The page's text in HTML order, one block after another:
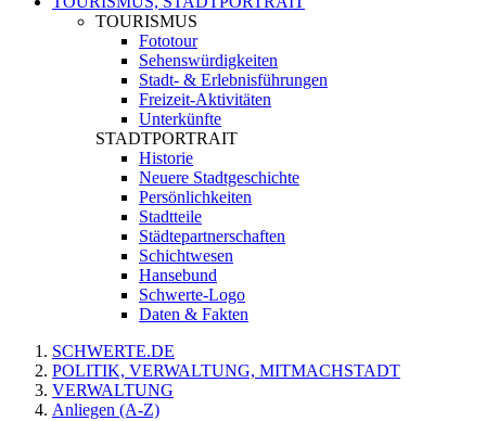
TOURISMUS
Fototour
Sehenswürdigkeiten
Stadt- & Erlebnisführungen
Freizeit-Aktivitäten
Unterkünfte
STADTPORTRAIT
Historie
Neuere Stadtgeschichte
Persönlichkeiten
Stadtteile
Städtepartnerschaften
Schichtwesen
Hansebund
Schwerte-Logo
Daten & Fakten
SCHWERTE.DE
POLITIK, VERWALTUNG, MITMACHSTADT
VERWALTUNG
Anliegen (A-Z)